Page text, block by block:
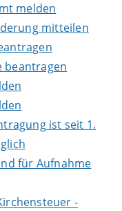
melden
mitteilen
beantragen
ist seit 1.
für Aufnahme
-